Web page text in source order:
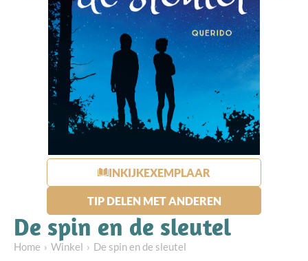
INKIJKEXEMPLAAR
TIP DELEN MET ANDEREN
De spin en de sleutel
Home Winkel De spin en de sleutel